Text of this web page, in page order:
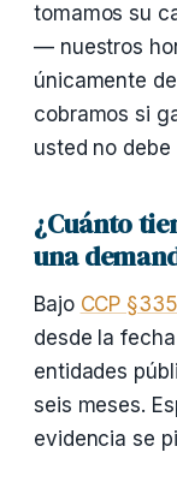
tomamos su
— nuestros
únicamente
cobramos si
usted no debe
¿Cuánto
una
Bajo CCP
desde la
entidades
seis meses.
evidencia se